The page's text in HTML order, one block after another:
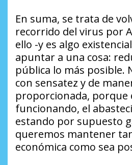
En suma, se trata de
recorrido del virus por
ello -y es algo
apuntar a una cosa:
pública lo más posible.
con sensatez y de
proporcionada, porque
funcionando, el
estando por supuesto
queremos mantener
económica como sea